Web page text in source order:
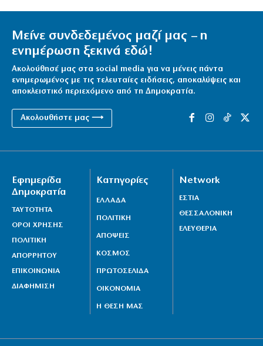
Μείνε συνδεδεμένος μαζί μας – η
ενημέρωση ξεκινά εδώ!
Ακολούθησέ μας στα social media για να μένεις πάντα
ενημερωμένος με τις τελευταίες ειδήσεις, αποκαλύψεις και
αποκλειστικό περιεχόμενο από τη Δημοκρατία.
Ακολουθήστε μας ⟶
Εφημερίδα
Δημοκρατία
ΤΑΥΤΟΤΗΤΑ
ΟΡΟΙ ΧΡΗΣΗΣ
ΠΟΛΙΤΙΚΗ
ΑΠΟΡΡΗΤΟΥ
ΕΠΙΚΟΙΝΩΝΙΑ
ΔΙΑΦΗΜΙΣΗ
Κατηγορίες
ΕΛΛΑΔΑ
ΠΟΛΙΤΙΚΗ
ΑΠΟΨΕΙΣ
ΚΟΣΜΟΣ
ΠΡΩΤΟΣΕΛΙΔΑ
ΟΙΚΟΝΟΜΙΑ
Η ΘΕΣΗ ΜΑΣ
Network
ΕΣΤΙΑ
ΘΕΣΣΑΛΟΝΙΚΗ
ΕΛΕΥΘΕΡΙΑ